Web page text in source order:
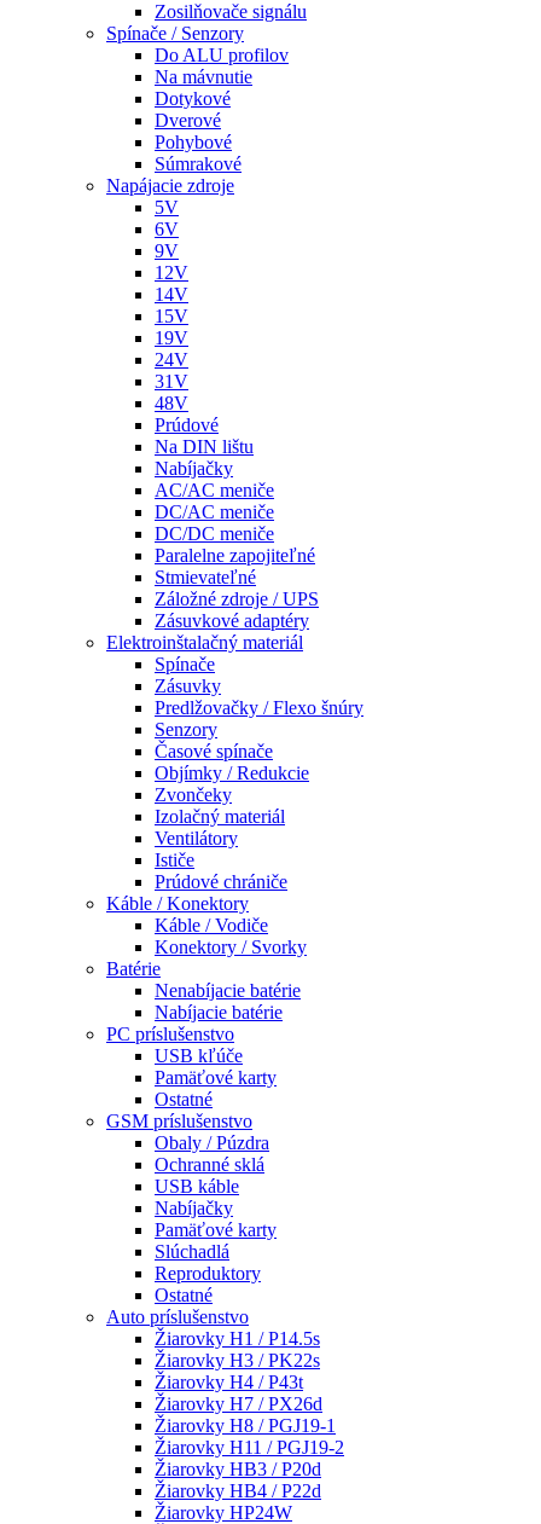
Zosilňovače signálu
Spínače / Senzory
Do ALU profilov
Na mávnutie
Dotykové
Dverové
Pohybové
Súmrakové
Napájacie zdroje
5V
6V
9V
12V
14V
15V
19V
24V
31V
48V
Prúdové
Na DIN lištu
Nabíjačky
AC/AC meniče
DC/AC meniče
DC/DC meniče
Paralelne zapojiteľné
Stmievateľné
Záložné zdroje / UPS
Zásuvkové adaptéry
Elektroinštalačný materiál
Spínače
Zásuvky
Predlžovačky / Flexo šnúry
Senzory
Časové spínače
Objímky / Redukcie
Zvončeky
Izolačný materiál
Ventilátory
Ističe
Prúdové chrániče
Káble / Konektory
Káble / Vodiče
Konektory / Svorky
Batérie
Nenabíjacie batérie
Nabíjacie batérie
PC príslušenstvo
USB kľúče
Pamäťové karty
Ostatné
GSM príslušenstvo
Obaly / Púzdra
Ochranné sklá
USB káble
Nabíjačky
Pamäťové karty
Slúchadlá
Reproduktory
Ostatné
Auto príslušenstvo
Žiarovky H1 / P14.5s
Žiarovky H3 / PK22s
Žiarovky H4 / P43t
Žiarovky H7 / PX26d
Žiarovky H8 / PGJ19-1
Žiarovky H11 / PGJ19-2
Žiarovky HB3 / P20d
Žiarovky HB4 / P22d
Žiarovky HP24W